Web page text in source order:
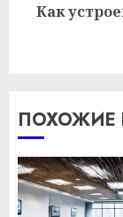
Следующая
Как
ПОХОЖИЕ